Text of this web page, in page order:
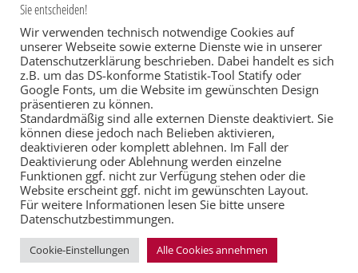
Praxis
Social Media Theorie Thesis Video Web 2.0 Werte
Wertediskurs Öffentlichkeitsarbeit
©2022 Prof. Andreas Büsch
Präsentiert vonFluida&WordPress.
Sie entscheiden!
Wir verwenden technisch notwendige Cookies auf
unserer Webseite sowie externe Dienste wie in unserer
Datenschutzerklärung beschrieben. Dabei handelt es sich
z.B. um das DS-konforme Statistik-Tool Statify oder
Google Fonts, um die Website im gewünschten Design
präsentieren zu können.
Standardmäßig sind alle externen Dienste deaktiviert. Sie
können diese jedoch nach Belieben aktivieren,
deaktivieren oder komplett ablehnen. Im Fall der
Deaktivierung oder Ablehnung werden einzelne
Funktionen ggf. nicht zur Verfügung stehen oder die
Website erscheint ggf. nicht im gewünschten Layout.
Für weitere Informationen lesen Sie bitte unsere
Datenschutzbestimmungen.
Cookie-Einstellungen Alle Cookies annehmen